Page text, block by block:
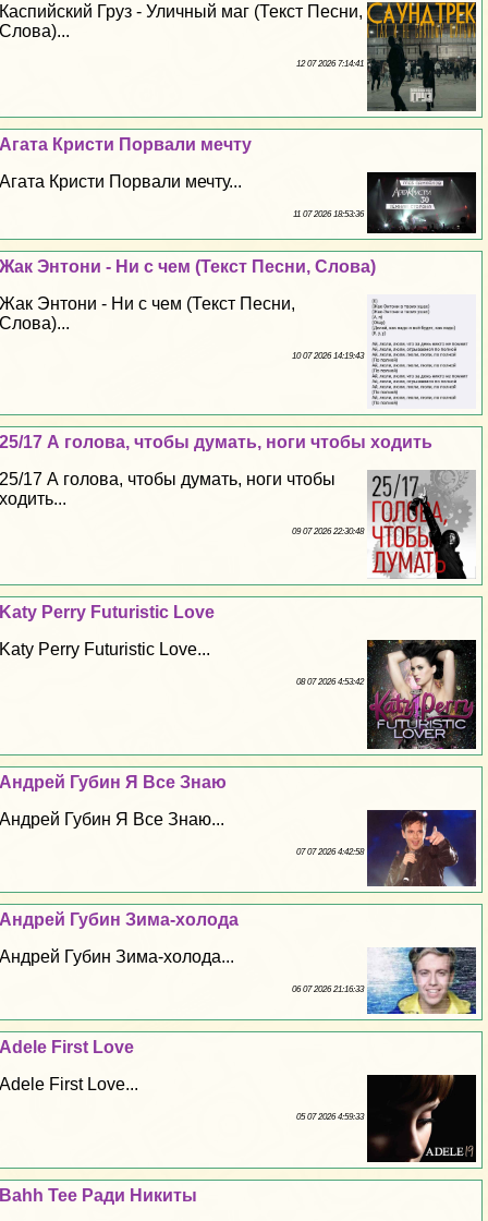
Каспийский Груз - Уличный маг (Текст Песни,
Слова)...
12 07 2026 7:14:41
Агата Кристи Порвали мечту
Агата Кристи Порвали мечту...
11 07 2026 18:53:36
Жак Энтони - Ни с чем (Текст Песни, Слова)
Жак Энтони - Ни с чем (Текст Песни,
Слова)...
10 07 2026 14:19:43
25/17 А голова, чтобы думать, ноги чтобы ходить
25/17 А голова, чтобы думать, ноги чтобы
ходить...
09 07 2026 22:30:48
Katy Perry Futuristic Love
Katy Perry Futuristic Love...
08 07 2026 4:53:42
Андрей Губин Я Все Знаю
Андрей Губин Я Все Знаю...
07 07 2026 4:42:58
Андрей Губин Зима-холода
Андрей Губин Зима-холода...
06 07 2026 21:16:33
Adele First Love
Adele First Love...
05 07 2026 4:59:33
Bahh Tee Ради Никиты